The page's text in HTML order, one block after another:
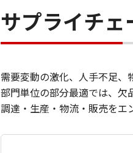
サプライチ
需要変動の激化、人手不足、
部門単位の部分最適では、欠
調達・生産・物流・販売をエ